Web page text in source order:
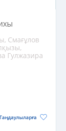
Смағұлов
Гулжазира